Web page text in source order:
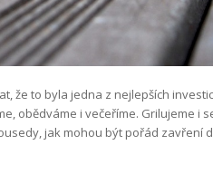
že to byla jedna z nejlepších
obědváme i večeříme. Grilujeme i
jak mohou být pořád zavření